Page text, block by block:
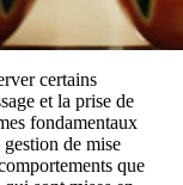
certains
et la prise de
fondamentaux
de mise
que